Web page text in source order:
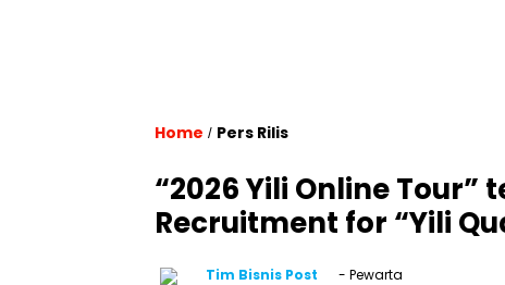
Home / Pers Rilis
“2026 Yili Online Tour”
Recruitment for “Yili
Tim Bisnis Post
- Pewarta